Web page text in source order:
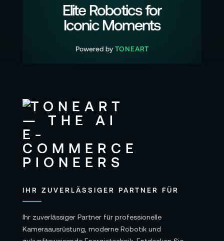
Elite Robotics for
Iconic Moments
Powered by TONEART
IHR ZUVERLÄSSIGER PARTNER FÜR
Ihr zuverlässiger Partner für professionelle
Kameraausrüstung, moderne Robotik und